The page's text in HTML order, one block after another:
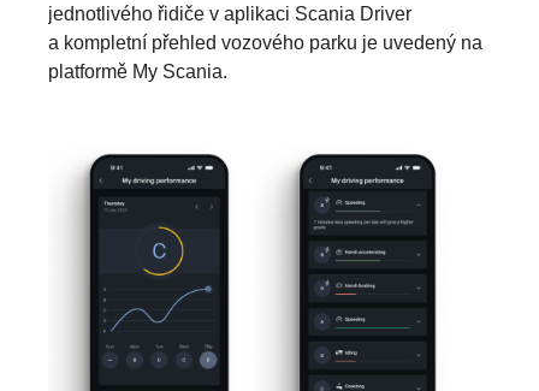
jednotlivého řidiče v aplikaci Scania Driver
a kompletní přehled vozového parku je uvedený na
platformě My Scania.